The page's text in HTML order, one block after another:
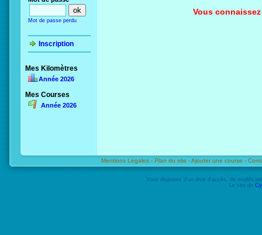
Mot de passe perdu
Inscription
Mes Kilomètres
Année 2026
Mes Courses
Année 2026
Vous
Mentions Légales - Plan du site -Ajouter une course -
Vous disposez d'un droit d'accès, de
Le site de